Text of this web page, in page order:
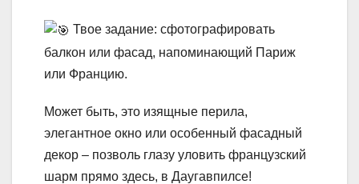
Твое задание: сфотографировать
балкон или фасад, напоминающий Париж
или Францию.
Может быть, это изящные перила,
элегантное окно или особенный фасадный
декор – позволь глазу уловить французский
шарм прямо здесь, в Даугавпилсе!